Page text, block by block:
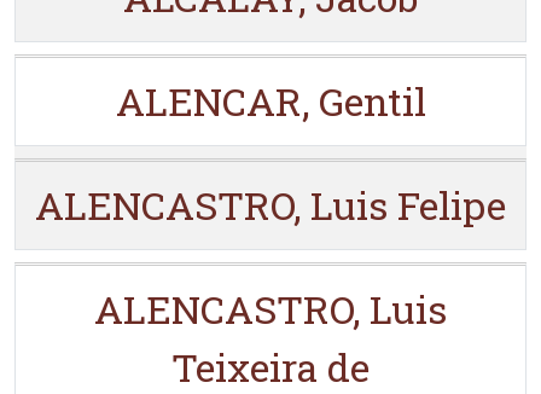
ALENCAR, Gentil
ALENCASTRO, Luis Felipe
ALENCASTRO, Luis
Teixeira de